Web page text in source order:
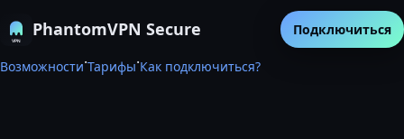
PhantomVPN Secure
Возможности·Тарифы·Как подключиться?
Подключиться